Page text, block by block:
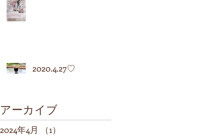
2020.4.27♡
アーカイブ
2024年4月 （1）